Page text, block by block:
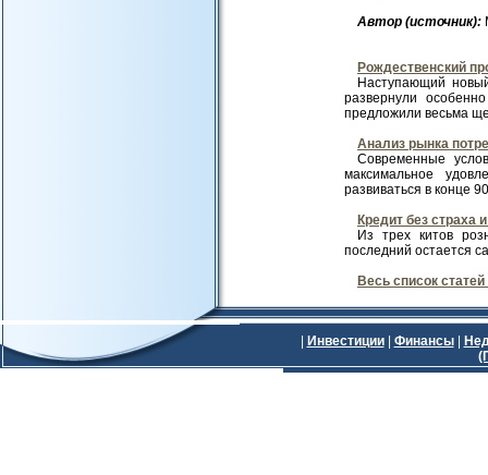
Автор (источник):
Рождественский
Наступающий
развернули
предложили весьма
Анализ рынка
Современные
максимальное
развиваться в конце
Кредит без страха
Из трех китов
последний остается
Весь список статей
Инвестиции| Финансы|